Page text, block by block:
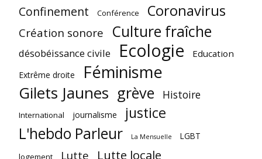
Confinement Conférence Coronavirus
Création sonore Culture fraîche
désobéissance civile Ecologie Education
Extrême droite Féminisme
Gilets Jaunes grève Histoire
International journalisme justice
L'hebdo Parleur La Mensuelle
LGBT
logement
Lutte Lutte locale